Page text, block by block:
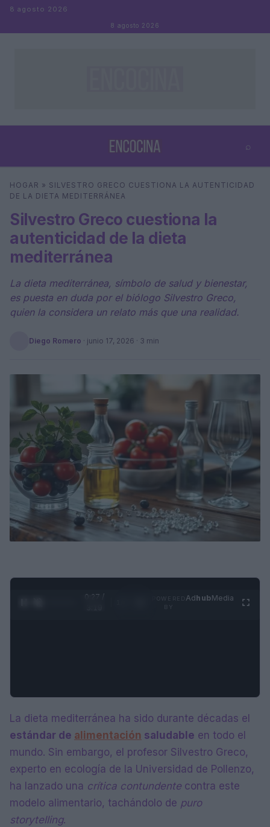
Saltar al contenido
8 agosto 2026
8 agosto 2026
⌕
Buscar ⌕ ×
HOGAR » SILVESTRO GRECO CUESTIONA LA AUTENTICIDAD
DE LA DIETA MEDITERRÁNEA
Silvestro Greco cuestiona la
autenticidad de la dieta
mediterránea
La dieta mediterránea, símbolo de salud y bienestar,
es puesta en duda por el biólogo Silvestro Greco,
quien la considera un relato más que una realidad.
Diego Romero · junio 17, 2026 · 3 min
0:28 /
AdhubMedia
La dieta mediterránea ha sido durante décadas el
estándar de alimentación saludable en todo el
mundo. Sin embargo, el profesor Silvestro Greco,
experto en ecología de la Universidad de Pollenzo,
ha lanzado una crítica contundente contra este
modelo alimentario, tachándolo de puro
storytelling.